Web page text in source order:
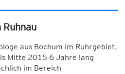
Ruhnau
aus Bochum im Ruhrgebiet.
Mitte 2015 6 Jahre lang
im Bereich